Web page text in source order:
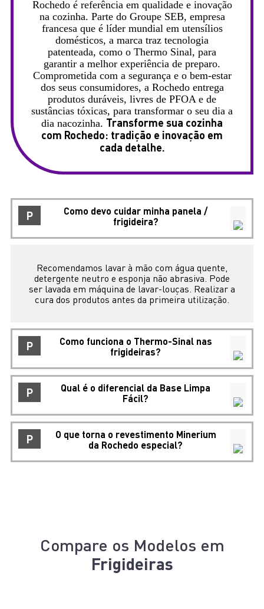
Rochedo é referência em qualidade e inovação
na cozinha. Parte do Groupe SEB, empresa
francesa que é líder mundial em utensílios
domésticos, a marca traz tecnologia
patenteada, como o Thermo Sinal, para
garantir a melhor experiência de preparo.
Comprometida com a segurança e o bem-estar
dos seus consumidores, a Rochedo entrega
produtos duráveis, livres de PFOA e de
sustâncias tóxicas, para transformar o seu dia a
dia nacozinha. Transforme sua cozinha
com Rochedo: tradição e inovação em
cada detalhe.
P
Como devo cuidar minha panela /
frigideira?
Recomendamos lavar à mão com água quente,
detergente neutro e esponja não abrasiva. Pode
ser lavada em máquina de lavar-louças. Realizar a
cura dos produtos antes da primeira utilização.
P
Como funciona o Thermo-Sinal nas
frigideiras?
P
Qual é o diferencial da Base Limpa
Fácil?
P
O que torna o revestimento Minerium
da Rochedo especial?
Compare os Modelos em
Frigideiras